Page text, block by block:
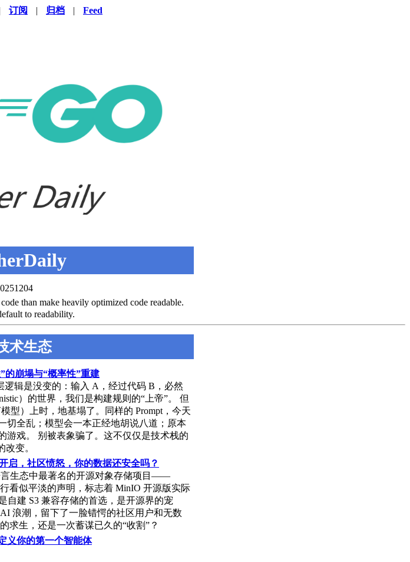
订阅 | 归档 | Feed
than make heavily optimized code readable.
to readability.
术生态
的崩塌与“概率性”重建
逻辑是没变的：输入 A，经过代码 B，必然
）的世界，我们是构建规则的“上帝”。 但
型）上时，地基塌了。同样的 Prompt，今天
切全乱；模型会一本正经地胡说八道；原本
游戏。 别被表象骗了。这不仅仅是技术栈的
变。
启，社区愤怒，你的数据还安全吗？
言生态中最著名的开源对象存储项目——
看似平淡的声明，标志着 MinIO 开源版实际
自建 S3 兼容存储的首选，是开源界的宠
浪潮，留下了一脸错愕的社区用户和无数
求生，还是一次蓄谋已久的“收割”？
义你的第一个智能体